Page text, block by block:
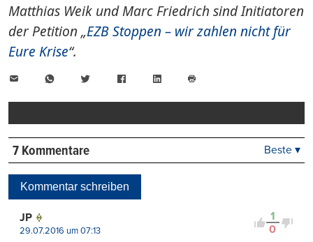
Matthias Weik und Marc Friedrich sind Initiatoren
der Petition „EZB Stoppen – wir zahlen nicht für
Eure Krise“.
WhatsAppTwitter FacebookLinkedIn
drucken
7 Kommentare Beste ▾
Kommentar schreiben
1
0
JP
29.07.2016 um 07:13